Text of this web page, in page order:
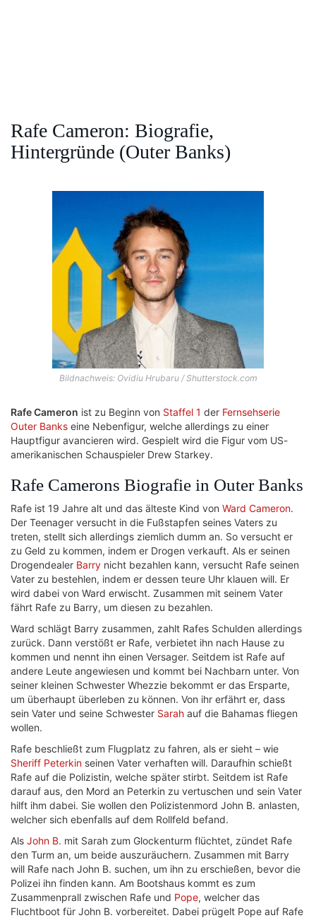
Rafe Cameron: Biografie,
Hintergründe (Outer Banks)
Bildnachweis: Ovidiu Hrubaru / Shutterstock.com
Rafe Cameron ist zu Beginn von Staffel 1 der Fernsehserie
Outer Banks eine Nebenfigur, welche allerdings zu einer
Hauptfigur avancieren wird. Gespielt wird die Figur vom US-
amerikanischen Schauspieler Drew Starkey.
Rafe Camerons Biografie in Outer Banks
Rafe ist 19 Jahre alt und das älteste Kind von Ward Cameron.
Der Teenager versucht in die Fußstapfen seines Vaters zu
treten, stellt sich allerdings ziemlich dumm an. So versucht er
zu Geld zu kommen, indem er Drogen verkauft. Als er seinen
Drogendealer Barry nicht bezahlen kann, versucht Rafe seinen
Vater zu bestehlen, indem er dessen teure Uhr klauen will. Er
wird dabei von Ward erwischt. Zusammen mit seinem Vater
fährt Rafe zu Barry, um diesen zu bezahlen.
Ward schlägt Barry zusammen, zahlt Rafes Schulden allerdings
zurück. Dann verstößt er Rafe, verbietet ihn nach Hause zu
kommen und nennt ihn einen Versager. Seitdem ist Rafe auf
andere Leute angewiesen und kommt bei Nachbarn unter. Von
seiner kleinen Schwester Whezzie bekommt er das Ersparte,
um überhaupt überleben zu können. Von ihr erfährt er, dass
sein Vater und seine Schwester Sarah auf die Bahamas fliegen
wollen.
Rafe beschließt zum Flugplatz zu fahren, als er sieht – wie
Sheriff Peterkin seinen Vater verhaften will. Daraufhin schießt
Rafe auf die Polizistin, welche später stirbt. Seitdem ist Rafe
darauf aus, den Mord an Peterkin zu vertuschen und sein Vater
hilft ihm dabei. Sie wollen den Polizistenmord John B. anlasten,
welcher sich ebenfalls auf dem Rollfeld befand.
Als John B. mit Sarah zum Glockenturm flüchtet, zündet Rafe
den Turm an, um beide auszuräuchern. Zusammen mit Barry
will Rafe nach John B. suchen, um ihn zu erschießen, bevor die
Polizei ihn finden kann. Am Bootshaus kommt es zum
Zusammenprall zwischen Rafe und Pope, welcher das
Fluchtboot für John B. vorbereitet. Dabei prügelt Pope auf Rafe